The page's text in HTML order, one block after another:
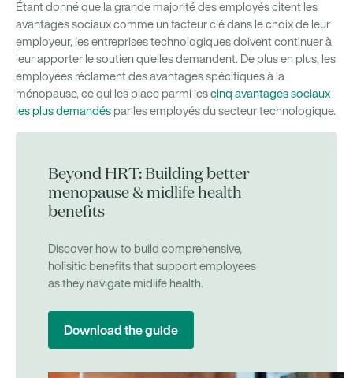
Étant donné que la grande majorité des employés citent les
avantages sociaux comme un facteur clé dans le choix de leur
employeur, les entreprises technologiques doivent continuer à
leur apporter le soutien qu'elles demandent. De plus en plus, les
employées réclament des avantages spécifiques à la
ménopause, ce qui les place parmi lescinq avantages sociaux
les plus demandés par les employés du secteur technologique.
Beyond HRT: Building better
menopause & midlife health
benefits
Discover how to build comprehensive,
holisitic benefits that support employees
as they navigate midlife health.
Download the guide